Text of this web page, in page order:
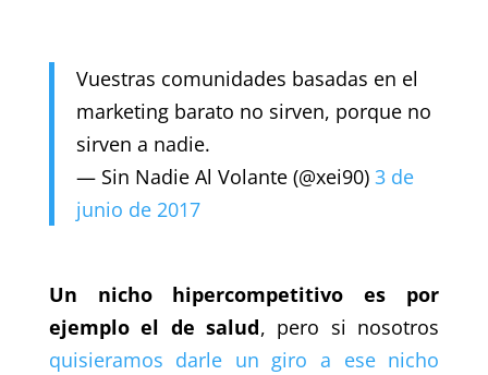
Vuestras comunidades basadas en el
marketing barato no sirven, porque no
sirven a nadie.
— Sin Nadie Al Volante (@xei90) 3 de
junio de 2017
Un nicho hipercompetitivo es por
ejemplo el de salud, pero si nosotros
quisieramos darle un giro a ese nicho